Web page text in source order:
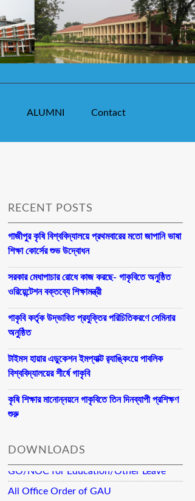
ALUMNI Contact
RECENT POSTS
গাজীপুর কৃষি বিশ্ববিদ্যালয়ে প্রথমবারের মতো জাপানি ভাষা
শিক্ষা কোর্সের শুভ উদ্বোধন
সরকার মেধাপাচার রোধে কাজ করছে- গাকৃবিতে অনুষ্ঠিত
ওরিয়েন্টেশন বক্তব্যে শিক্ষামন্ত্রী
গাকৃবি কর্তৃক উদ্ভাবিত প্রযুক্তির পরিচিতিকরণে সেমিনার
অনুষ্ঠিত
টাইমস হায়ার এডুকেশন ইমপ্যাক্ট র‍্যাঙ্কিংয়ে পাবলিক
বিশ্ববিদ্যালয়ের শীর্ষে গাকৃবি
কৃষি শিক্ষার মানোন্নয়নে গাকৃবিতে তিন দিনব্যাপী প্রশিক্ষণ
শুরু
DOWNLOADS
GO/NOC for Education/Other Leave
All Office Order of GAU